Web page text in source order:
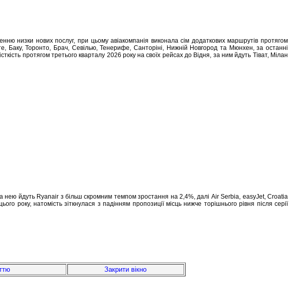
низки нових послуг, при цьому авіакомпанія виконала сім додаткових маршрутів протягом
Баку, Торонто, Брач, Севілью, Тенерифе, Санторіні, Нижній Новгород та Мюнхен, за останні
протягом третього кварталу 2026 року на своїх рейсах до Відня, за ним йдуть Тіват, Мілан
нею йдуть Ryanair з більш скромним темпом зростання на 2,4%, далі Air Serbia, easyJet, Croatia
року, натомість зіткнулася з падінням пропозиції місць нижче торішнього рівня після серії
Закрити вікно